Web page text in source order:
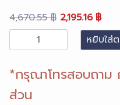
4,670.55฿ Original
price
was:
2,195.16 ฿
is:
กัน
RCBO
1P
หยิบใส่ต
*กรุณาโทรสอบถา
ส่วน